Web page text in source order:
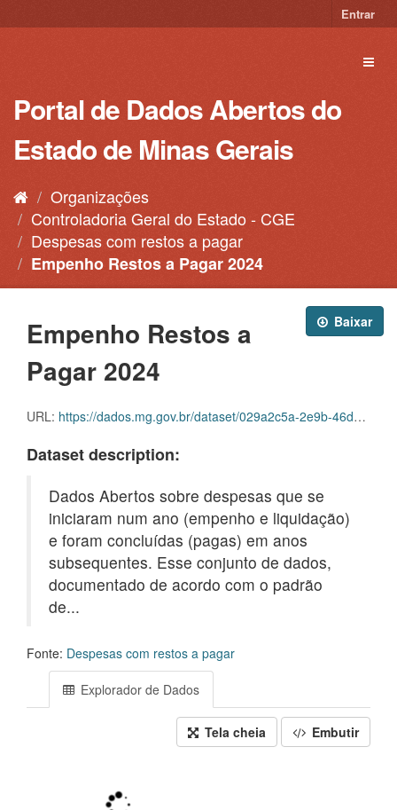
para
Entrar
Portal de Dados Abertos do
Estado de Minas Gerais
Organizações
Controladoria Geral do Estado - CGE
Despesas com restos a pagar
Empenho Restos a Pagar 2024
Baixar
Empenho Restos a
Pagar 2024
URL: https://dados.mg.gov.br/dataset/029a2c5a-2e9b-46d9-b7b5-5260d05d7f5d/resource/6b74ecf9-24e5-4f56-93e9-b5fa03245fcf/download/dm_empenho_resto_2024.csv.gz
Dataset description:
Dados Abertos sobre despesas que se
iniciaram num ano (empenho e liquidação)
e foram concluídas (pagas) em anos
subsequentes. Esse conjunto de dados,
documentado de acordo com o padrão
de...
Fonte: Despesas com restos a pagar
Explorador de Dados
Tela cheia Embutir